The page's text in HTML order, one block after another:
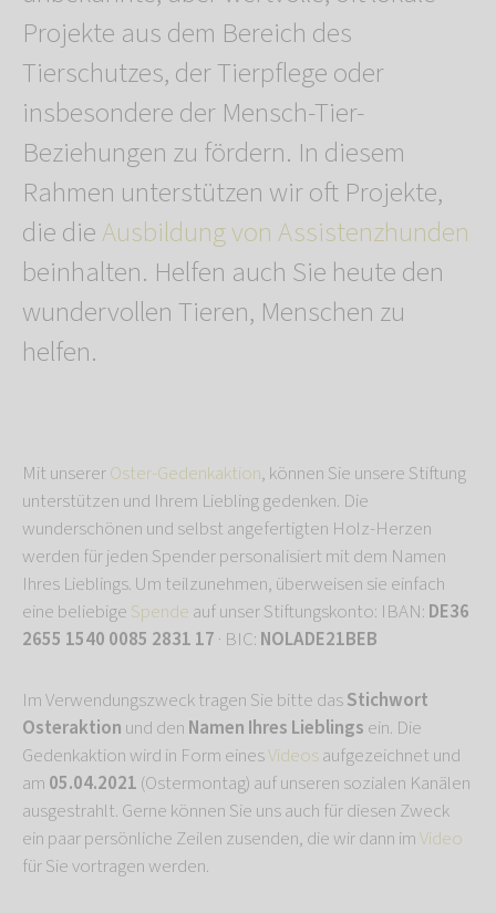
Projekte aus dem Bereich des
Tierschutzes, der Tierpflege oder
insbesondere der Mensch-Tier-
Beziehungen zu fördern. In diesem
Rahmen unterstützen wir oft Projekte,
die dieAusbildung von Assistenzhunden
beinhalten. Helfen auch Sie heute den
wundervollen Tieren, Menschen zu
helfen.
Mit unsererOster-Gedenkaktion, können Sie unsere Stiftung
unterstützen und Ihrem Liebling gedenken. Die
wunderschönen und selbst angefertigten Holz-Herzen
werden für jeden Spender personalisiert mit dem Namen
Ihres Lieblings. Um teilzunehmen, überweisen sie einfach
eine beliebige Spende auf unser Stiftungskonto: IBAN: DE36
2655 1540 0085 2831 17 · BIC: NOLADE21BEB
Im Verwendungszweck tragen Sie bitte dasStichwort
Osteraktion und den Namen Ihres Lieblings ein. Die
Gedenkaktion wird in Form einesVideosaufgezeichnet und
am 05.04.2021 (Ostermontag) auf unseren sozialen Kanälen
ausgestrahlt. Gerne können Sie uns auch für diesen Zweck
ein paar persönliche Zeilen zusenden, die wir dann imVideo
für Sie vortragen werden.